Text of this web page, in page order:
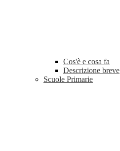
Cos'è e cosa fa
Descrizione breve
Scuole Primarie